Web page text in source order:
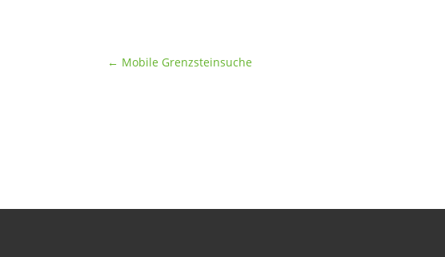
← Mobile Grenzsteinsuche